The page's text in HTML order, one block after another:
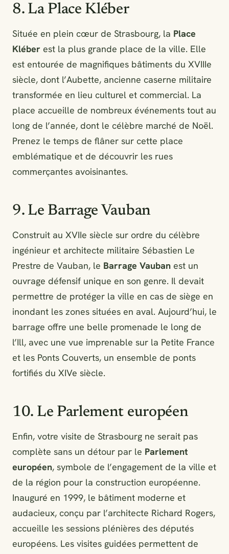
8. La Place Kléber
Située en plein cœur de Strasbourg, la Place
Kléber est la plus grande place de la ville. Elle
est entourée de magnifiques bâtiments du XVIIIe
siècle, dont l’Aubette, ancienne caserne militaire
transformée en lieu culturel et commercial. La
place accueille de nombreux événements tout au
long de l’année, dont le célèbre marché de Noël.
Prenez le temps de flâner sur cette place
emblématique et de découvrir les rues
commerçantes avoisinantes.
9. Le Barrage Vauban
Construit au XVIIe siècle sur ordre du célèbre
ingénieur et architecte militaire Sébastien Le
Prestre de Vauban, le Barrage Vauban est un
ouvrage défensif unique en son genre. Il devait
permettre de protéger la ville en cas de siège en
inondant les zones situées en aval. Aujourd’hui, le
barrage offre une belle promenade le long de
l’Ill, avec une vue imprenable sur la Petite France
et les Ponts Couverts, un ensemble de ponts
fortifiés du XIVe siècle.
10. Le Parlement européen
Enfin, votre visite de Strasbourg ne serait pas
complète sans un détour par le Parlement
européen, symbole de l’engagement de la ville et
de la région pour la construction européenne.
Inauguré en 1999, le bâtiment moderne et
audacieux, conçu par l’architecte Richard Rogers,
accueille les sessions plénières des députés
européens. Les visites guidées permettent de